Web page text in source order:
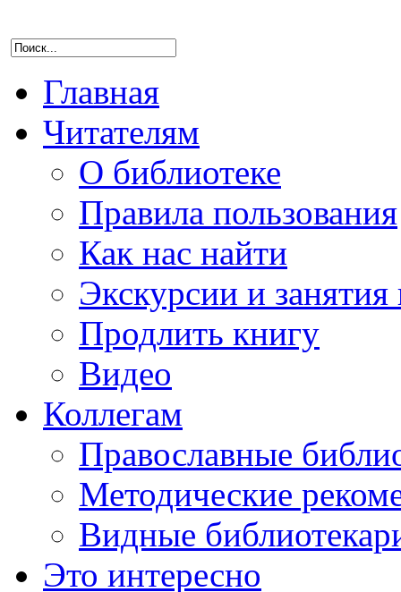
Главная
Читателям
О библиотеке
Правила пользования
Как нас найти
Экскурсии и занятия
Продлить книгу
Видео
Коллегам
Православные
Методические
Видные
Это интересно